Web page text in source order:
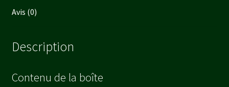
Avis (0)
Description
Contenu de la boîte